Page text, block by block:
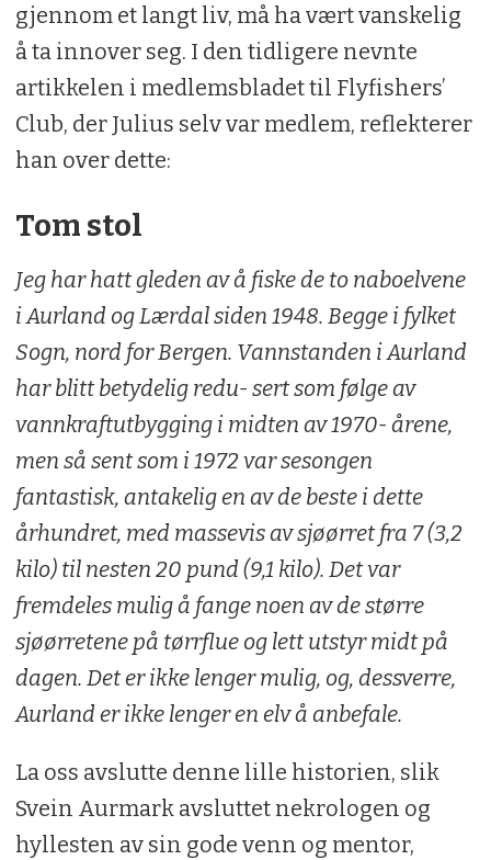
gjennom et langt liv, må ha vært vanskelig
å ta innover seg. I den tidligere nevnte
artikkelen i medlemsbladet til Flyfishers’
Club, der Julius selv var medlem, reflekterer
han over dette:
Tom stol
Jeg har hatt gleden av å fiske de to naboelvene
i Aurland og Lærdal siden 1948. Begge i fylket
Sogn, nord for Bergen. Vannstanden i Aurland
har blitt betydelig redu- sert som følge av
vannkraftutbygging i midten av 1970- årene,
men så sent som i 1972 var sesongen
fantastisk, antakelig en av de beste i dette
århundret, med massevis av sjøørret fra 7 (3,2
kilo) til nesten 20 pund (9,1 kilo). Det var
fremdeles mulig å fange noen av de større
sjøørretene på tørrflue og lett utstyr midt på
dagen. Det er ikke lenger mulig, og, dessverre,
Aurland er ikke lenger en elv å anbefale.
La oss avslutte denne lille historien, slik
Svein Aurmark avsluttet nekrologen og
hyllesten av sin gode venn og mentor,